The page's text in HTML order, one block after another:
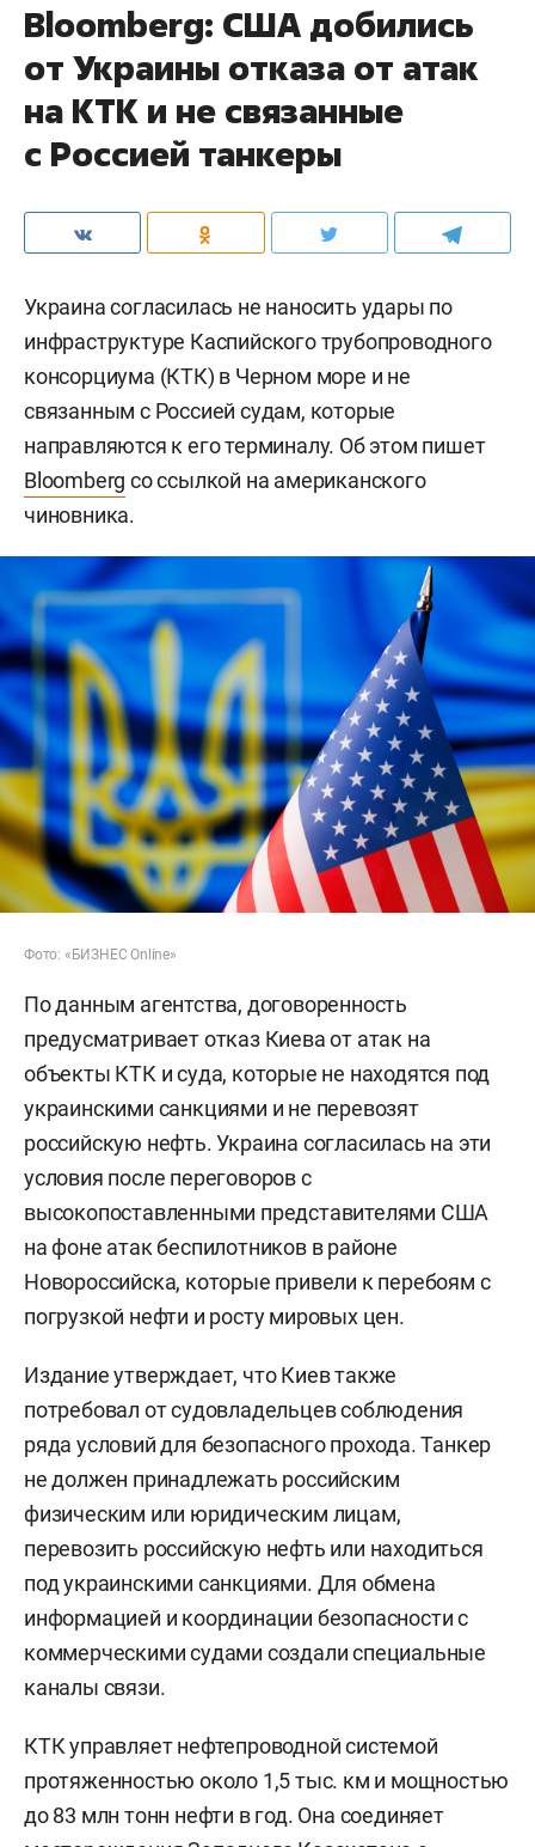
Bloomberg: США добились
от Украины отказа от атак
на КТК и не связанные
с Россией танкеры
Украина согласилась не наносить удары по
инфраструктуре Каспийского трубопроводного
консорциума (КТК) в Черном море и не
связанным с Россией судам, которые
направляются к его терминалу. Об этом пишет
Bloomberg со ссылкой на американского
чиновника.
Фото: «БИЗНЕС Online»
По данным агентства, договоренность
предусматривает отказ Киева от атак на
объекты КТК и суда, которые не находятся под
украинскими санкциями и не перевозят
российскую нефть. Украина согласилась на эти
условия после переговоров с
высокопоставленными представителями США
на фоне атак беспилотников в районе
Новороссийска, которые привели к перебоям с
погрузкой нефти и росту мировых цен.
Издание утверждает, что Киев также
потребовал от судовладельцев соблюдения
ряда условий для безопасного прохода. Танкер
не должен принадлежать российским
физическим или юридическим лицам,
перевозить российскую нефть или находиться
под украинскими санкциями. Для обмена
информацией и координации безопасности с
коммерческими судами создали специальные
каналы связи.
КТК управляет нефтепроводной системой
протяженностью около 1,5 тыс. км и мощностью
до 83 млн тонн нефти в год. Она соединяет